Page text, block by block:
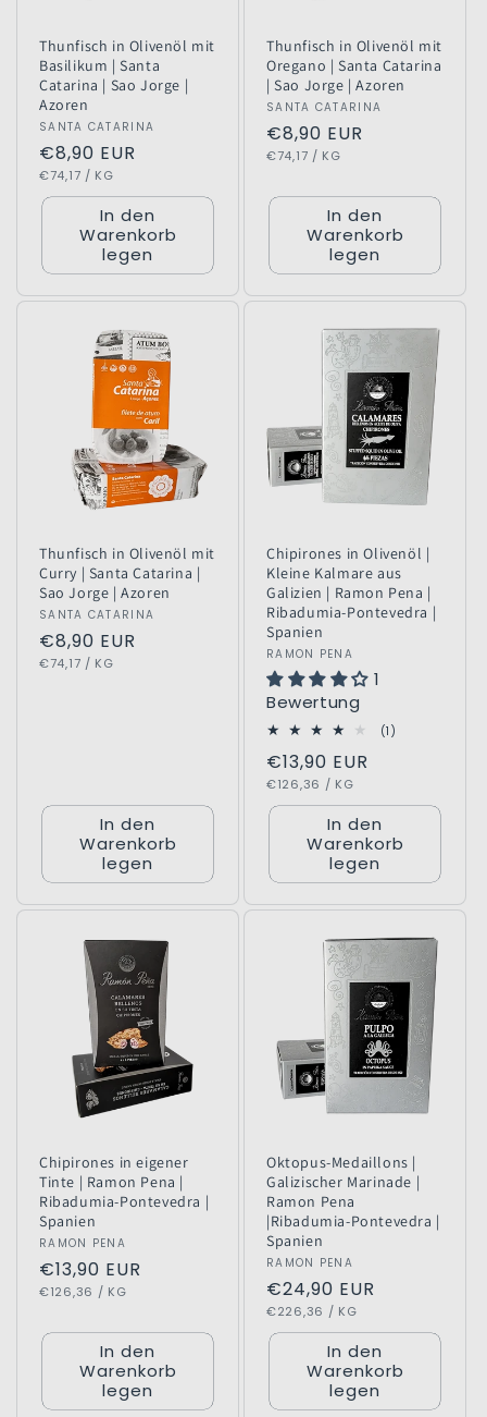
Thunfisch in Olivenöl mit
Basilikum | Santa
Catarina | Sao Jorge |
Azoren
Anbieter:
SANTA CATARINA
Normaler
Preis
€8,90 EUR
GRUNDPREIS
€74,17 / PRO
KG
In den
Warenkorb
legen
Thunfisch in Olivenöl mit
Oregano | Santa Catarina
| Sao Jorge | Azoren
Anbieter:
SANTA CATARINA
Normaler
Preis
€8,90 EUR
GRUNDPREIS
€74,17 / PRO
KG
In den
Warenkorb
legen
Thunfisch in Olivenöl mit
Curry | Santa Catarina |
Sao Jorge | Azoren
Anbieter:
SANTA CATARINA
Normaler
Preis
€8,90 EUR
GRUNDPREIS
€74,17 / PRO
KG
In den
Warenkorb
legen
Chipirones in Olivenöl |
Kleine Kalmare aus
Galizien | Ramon Pena |
Ribadumia-Pontevedra |
Spanien
Anbieter:
RAMON PENA
1
Bewertung
(1)
Normaler
Preis
€13,90 EUR
GRUNDPREIS
€126,36 / PRO
KG
In den
Warenkorb
legen
Chipirones in eigener
Tinte | Ramon Pena |
Ribadumia-Pontevedra |
Spanien
Anbieter:
RAMON PENA
Normaler
Preis
€13,90 EUR
GRUNDPREIS
€126,36 / PRO
KG
In den
Warenkorb
legen
Oktopus-Medaillons |
Galizischer Marinade |
Ramon Pena
|Ribadumia-Pontevedra |
Spanien
Anbieter:
RAMON PENA
Normaler
Preis
€24,90 EUR
GRUNDPREIS
€226,36 / PRO
KG
In den
Warenkorb
legen